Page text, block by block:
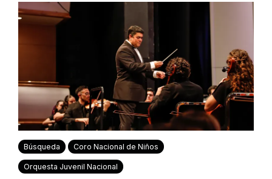
Búsqueda Coro Nacional de Niños
Orquesta Juvenil Nacional